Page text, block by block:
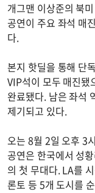
개그맨 이상준의 북
공연이 주요 좌석 매
다.
본지 핫딜을 통해 단
VIP석이 모두 매진됐
완료됐다. 남은 좌석
제기되고 있다.
오는 8월 2일 오후 3
공연은 한국에서 성
의 첫 무대다. LA를
론토 등 5개 도시를